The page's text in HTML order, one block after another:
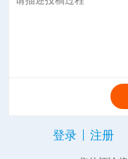
登录 注册